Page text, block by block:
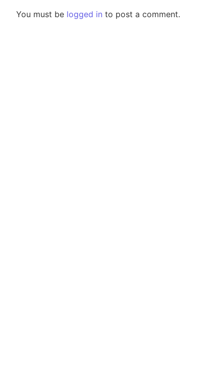
You must be logged in to post a comment.